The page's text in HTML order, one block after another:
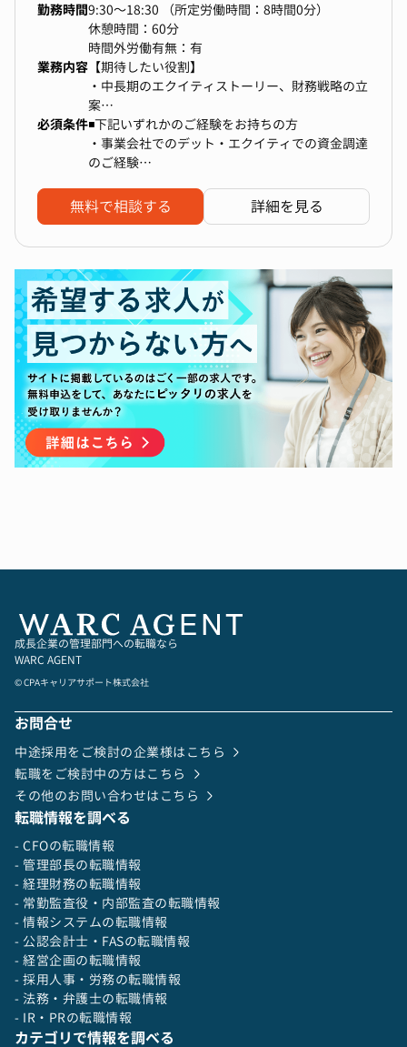
ニケーション及び推進
・予算策定と予実管理
・ファイナンスに関するプランニング、実務周り
・外部向けエクイティー・ストーリーの策定及び
実行
・資金調達戦略の立案と遂行
・投資家、銀行、監査法人とのコミュニケーショ
ン
・KPIや財務数値に基づく管理及び現状の要因分
・管理会計に関するルールやデータインフラの構
築
とにやりがいを感じられる方。好奇心が強く、新
しい技術領域や未知のドメインへのキャッチアッ
プが速い方。素直にフィードバックを受け入れ、
職種を超えてフラットに議論できる方。
勤務時間9:30～18:30 （所定労働時間：8時間0分）
休憩時間：60分
時間外労働有無：有
業務内容 【期待したい役割】
・中長期のエクイティストーリー、財務戦略の立
案
・上場後の継続成長を見据えたキャッシュコント
ロール、磐石なB/Sの構築
・株式市場との対話、安定した株価形成
【具体的な業務】
・財務戦略の策定
・エクイティストーリーの策定、及び投資家への
プレゼンテーション資料の作成
・株主その他投資家との関係構築
・中期経営計画の策定
・予算の策定、予実分析/管理
・資本政策策定、資金調達の実施
必須条件◾️下記いずれかのご経験をお持ちの方
・事業会社でのデット・エクイティでの資金調達
のご経験
対応）
・事業会社における経営企画、財務企画、事業部
含む）の経験
・デット・エクイティにおけるファイナンスの専
門知識を有しており、当社においてファイナンス
計画を立案し、実行できる方
◾️下記すべてのスキルをお持ちの方
・近年の上場
・未上場市場における他社の資金調達の動向を分
析して自身の見解を持っており、それを当社の財
務戦略に落とし込める方
無料で相談する 詳細を見る
成長企業の管理部門への転職なら
WARC AGENT
© CPAキャリアサポート株式会社
お問合せ
中途採用をご検討の企業様はこちら
転職をご検討中の方はこちら
その他のお問い合わせはこちら
転職情報を調べる
- CFOの転職情報
- 管理部長の転職情報
- 経理財務の転職情報
- 常勤監査役・内部監査の転職情報
- 情報システムの転職情報
- 公認会計士・FASの転職情報
- 経営企画の転職情報
- 採用人事・労務の転職情報
- 法務・弁護士の転職情報
- IR・PRの転職情報
カテゴリで情報を調べる